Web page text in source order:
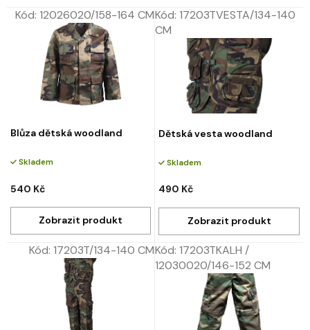
Blůza dětská woodland
Skladem
540 Kč
Kód: 12026020/158-164 CM
Dětská vesta woodland
Skladem
490 Kč
Kód: 17203TVESTA/134-140
CM
Kód: 17203T/134-140 CMKód: 17203TKALH /
12030020/146-152 CM